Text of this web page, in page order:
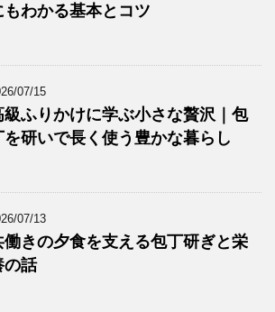
もわかる基本とコツ
07/15
級ふりかけに学ぶ小さな贅沢｜包
を研いで長く使う豊かな暮らし
07/13
働きの夕食を支える包丁研ぎと栄
の話